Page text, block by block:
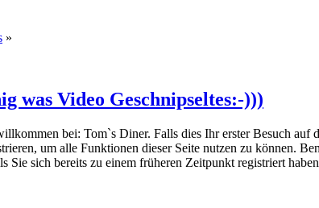
»
was Video Geschnipseltes:-)))
bei: Tom`s Diner. Falls dies Ihr erster Besuch auf
um alle Funktionen dieser Seite nutzen zu können.
Sie sich bereits zu einem früheren Zeitpunkt registriert